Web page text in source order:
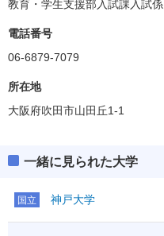
教育・学生支援部入試課入試係
電話番号
06-6879-7079
所在地
大阪府吹田市山田丘1-1
一緒に見られた大学
国立 神戸大学